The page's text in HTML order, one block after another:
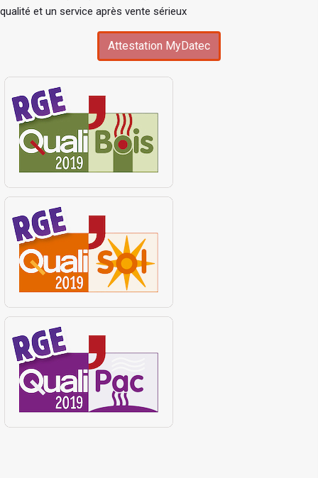
qualité et un service après vente sérieux
Attestation MyDatec